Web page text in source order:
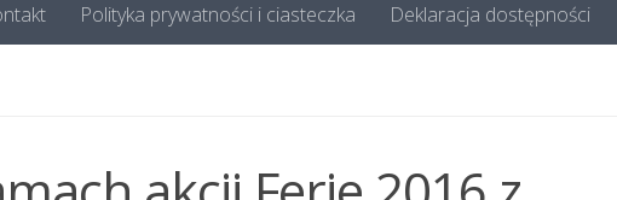
Polityka prywatności i ciasteczka Deklaracja dostępności